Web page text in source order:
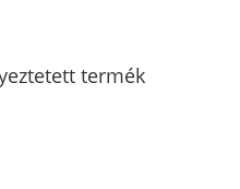
termék